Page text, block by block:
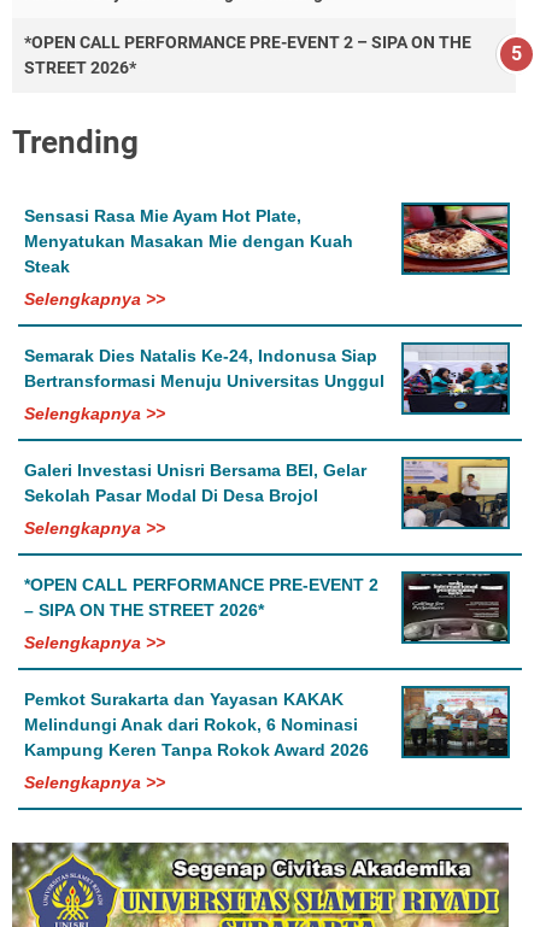
*OPEN CALL PERFORMANCE PRE-EVENT 2 – SIPA ON THE
STREET 2026*
Trending
Sensasi Rasa Mie Ayam Hot Plate,
Menyatukan Masakan Mie dengan Kuah
Steak
Selengkapnya >>
Semarak Dies Natalis Ke-24, Indonusa Siap
Bertransformasi Menuju Universitas Unggul
Selengkapnya >>
Galeri Investasi Unisri Bersama BEI, Gelar
Sekolah Pasar Modal Di Desa Brojol
Selengkapnya >>
*OPEN CALL PERFORMANCE PRE-EVENT 2
– SIPA ON THE STREET 2026*
Selengkapnya >>
Pemkot Surakarta dan Yayasan KAKAK
Melindungi Anak dari Rokok, 6 Nominasi
Kampung Keren Tanpa Rokok Award 2026
Selengkapnya >>